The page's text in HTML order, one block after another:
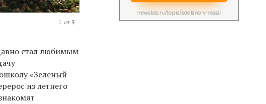
1 из 9
стал любимым
«Зеленый
из летнего